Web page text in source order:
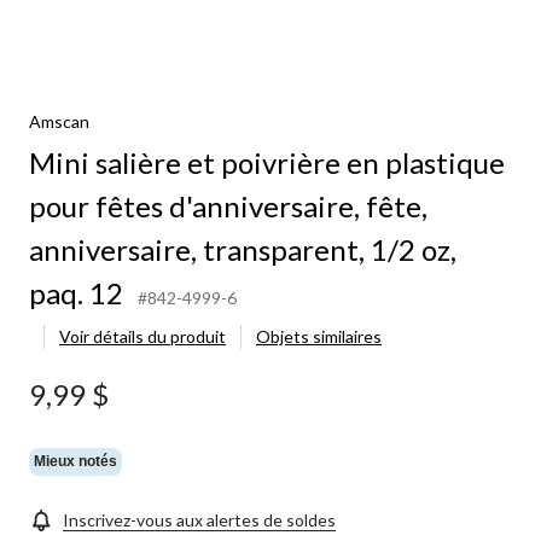
Amscan
Mini salière et poivrière en plastique
pour fêtes d'anniversaire, fête,
anniversaire, transparent, 1/2 oz,
paq. 12
#842-4999-6
Voir détails du produit
Objets similaires
9,99 $
Mieux notés
Inscrivez-vous aux alertes de soldes